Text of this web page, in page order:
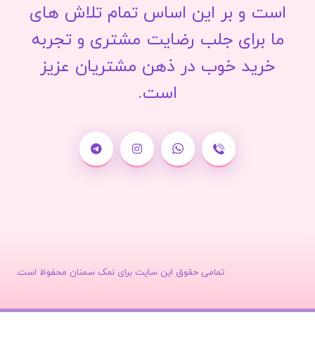
است و بر این اساس تمام تلاش های
ما برای جلب رضایت مشتری و تجربه
خرید خوب در ذهن مشتریان عزیز
است.
تمامی حقوق این سایت برای نمک سمنان محفوظ است.